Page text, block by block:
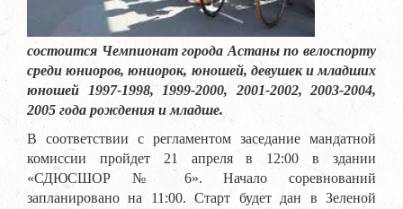
состоится Чемпионат города Астаны по велоспорту
среди юниоров, юниорок, юношей, девушек и младших
юношей 1997-1998, 1999-2000, 2001-2002, 2003-2004,
2005 года рождения и младше.
В соответствии с регламентом заседание мандатной
комиссии пройдет 21 апреля в 12:00 в здании
«СДЮСШОР № 6». Начало соревнований
запланировано на 11:00. Старт будет дан в Зеленой